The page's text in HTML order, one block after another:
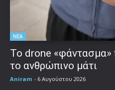
ΝΕΑ
Το drone «φάντασμα»
το ανθρώπινο μάτι
Aniram - 6 Αυγούστου 2026